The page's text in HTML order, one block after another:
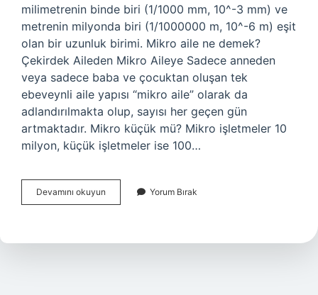
milimetrenin binde biri (1/1000 mm, 10^-3 mm) ve
metrenin milyonda biri (1/1000000 m, 10^-6 m) eşit
olan bir uzunluk birimi. Mikro aile ne demek?
Çekirdek Aileden Mikro Aileye Sadece anneden
veya sadece baba ve çocuktan oluşan tek
ebeveynli aile yapısı “mikro aile” olarak da
adlandırılmakta olup, sayısı her geçen gün
artmaktadır. Mikro küçük mü? Mikro işletmeler 10
milyon, küçük işletmeler ise 100…
Devamını okuyun
Türkçe
Demek
Yorum Bırak